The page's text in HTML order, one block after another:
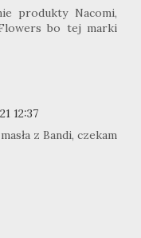
produkty Nacomi,
bo tej marki
12:37
z Bandi, czekam